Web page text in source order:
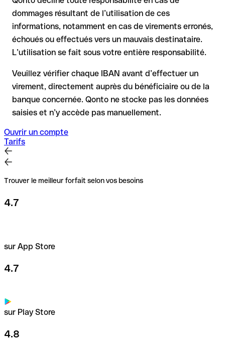
complexe et peut entraîner des frais
Recommandation: vérifiez systématiquement chaque IBAN
avant un virement (via un outil de vérification) et confirmez-le
directement auprès du bénéficiaire en cas de doute. Cette
précaution est essentielle, en particulier pour des montants
élevés ou de nouvelles relations commerciales.
dommages résultant de l’utilisation de ces
informations, notamment en cas de virements erronés,
échoués ou effectués vers un mauvais destinataire.
L’utilisation se fait sous votre entière responsabilité.
Veuillez vérifier chaque IBAN avant d’effectuer un
virement, directement auprès du bénéficiaire ou de la
banque concernée. Qonto ne stocke pas les données
saisies et n’y accède pas manuellement.
Ouvrir un compte
Tarifs
Trouver le meilleur forfait selon vos besoins
4.7
sur App Store
4.7
sur Play Store
4.8